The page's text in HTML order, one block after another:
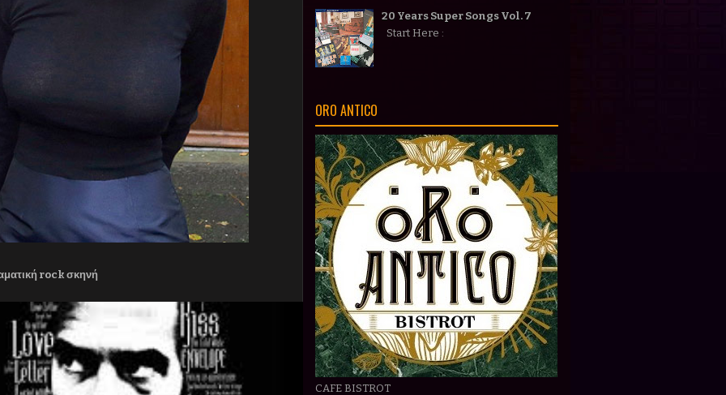
rock σκηνή
20 Years Super Songs Vol. 7
Start Here :
ORO ANTICO
CAFE BISTROT